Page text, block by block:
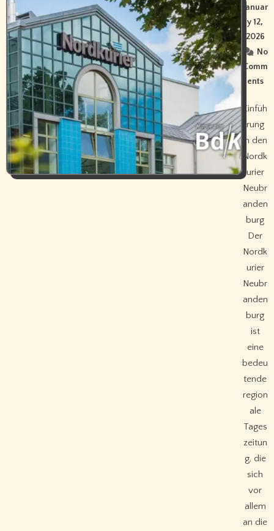
Januar
y 12,
2026
No
Comm
ents
Einfüh
rung
in den
Nordk
urier
Neubr
anden
burg
Der
Nordk
urier
Neubr
anden
burg
ist
eine
bedeu
tende
region
ale
Tages
zeitun
g, die
sich
vor
allem
an die